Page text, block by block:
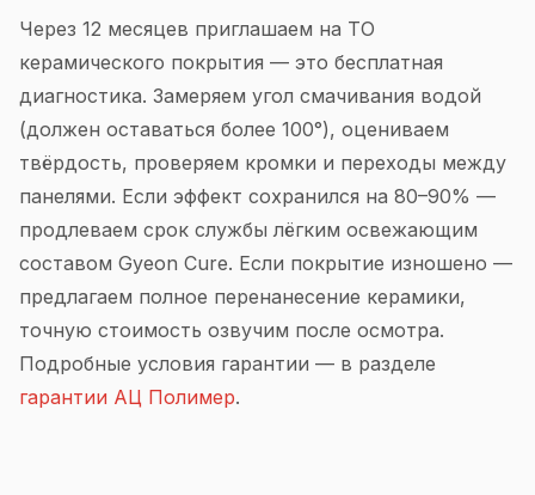
Через 12 месяцев приглашаем на ТО
керамического покрытия — это бесплатная
диагностика. Замеряем угол смачивания водой
(должен оставаться более 100°), оцениваем
твёрдость, проверяем кромки и переходы между
панелями. Если эффект сохранился на 80–90% —
продлеваем срок службы лёгким освежающим
составом Gyeon Cure. Если покрытие изношено —
предлагаем полное перенанесение керамики,
точную стоимость озвучим после осмотра.
Подробные условия гарантии — в разделе
гарантии АЦ Полимер.